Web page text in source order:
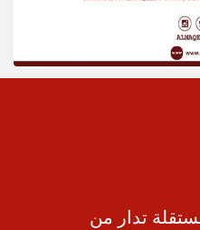
تدار من